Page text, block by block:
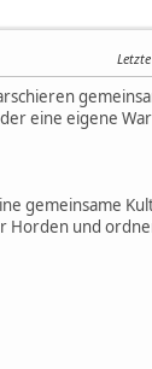
eine eigene
gemeinsame
Horden und